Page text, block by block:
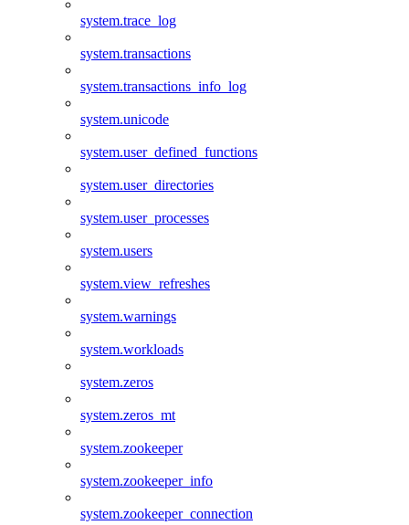
system.trace_log
system.transactions
system.transactions_info_log
system.unicode
system.user_defined_functions
system.user_directories
system.user_processes
system.users
system.view_refreshes
system.warnings
system.workloads
system.zeros
system.zeros_mt
system.zookeeper
system.zookeeper_info
system.zookeeper_connection